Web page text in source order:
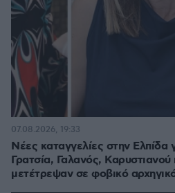
Νέες καταγγελίες στην Ελπίδα
Γρατσία, Γαλανός, Καρυστιανού
μετέτρεψαν σε φοβικό
07.08.2026, 19:33